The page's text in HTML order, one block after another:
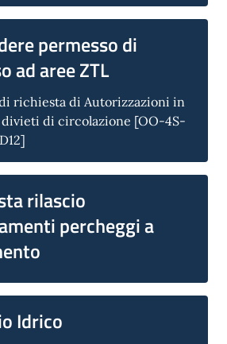
permesso di
ad aree ZTL
richiesta di Autorizzazioni in
divieti di circolazione [OO-4S-
rilascio
percheggi a
Idrico